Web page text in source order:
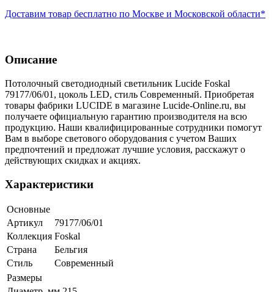
Доставим товар бесплатно по Москве и Московской области*
Описание
Потолочный светодиодный светильник Lucide Foskal
79177/06/01, цоколь LED, стиль Современный. Приобретая
товары фабрики LUCIDE в магазине Lucide-Online.ru, вы
получаете официальную гарантию производителя на всю
продукцию. Наши квалифицированные сотрудники помогут
Вам в выборе светового оборудования с учетом Ваших
предпочтений и предложат лучшие условия, расскажут о
действующих скидках и акциях.
Характеристики
Основные
Артикул
79177/06/01
Коллекция Foskal
Страна
Бельгия
Стиль
Современный
Размеры